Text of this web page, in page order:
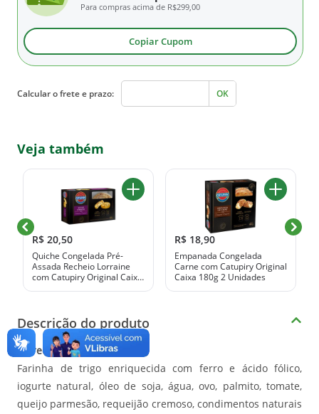
Para compras acima de R$299,00
Copiar Cupom
Calcular o frete e prazo: OK
Veja também
R$ 20,50
Quiche Congelada Pré-
Assada Recheio Lorraine
com Catupiry Original Caixa
R$ 18,90
Empanada Congelada
Carne com Catupiry Original
Caixa 180g 2 Unidades
Descrição do produto
Ingredientes:
Farinha de trigo enriquecida com ferro e ácido fólico,
iogurte natural, óleo de soja, água, ovo, palmito, tomate,
queijo parmesão, requeijão cremoso, condimentos naturais